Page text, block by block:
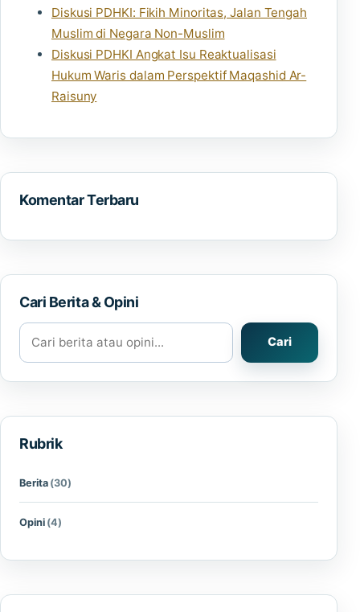
Diskusi PDHKI: Fikih Minoritas, Jalan Tengah
Muslim di Negara Non-Muslim
Diskusi PDHKI Angkat Isu Reaktualisasi
Hukum Waris dalam Perspektif Maqashid Ar-
Raisuny
Komentar Terbaru
Cari Berita & Opini
Cari berita atau opini
Cari
Rubrik
Berita (30)
Opini (4)